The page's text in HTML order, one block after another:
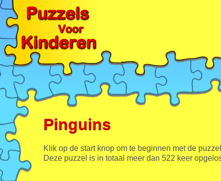
Pinguins
Klik op de start knop om te beginnen met de
Deze puzzel is in totaal meer dan 522 keer